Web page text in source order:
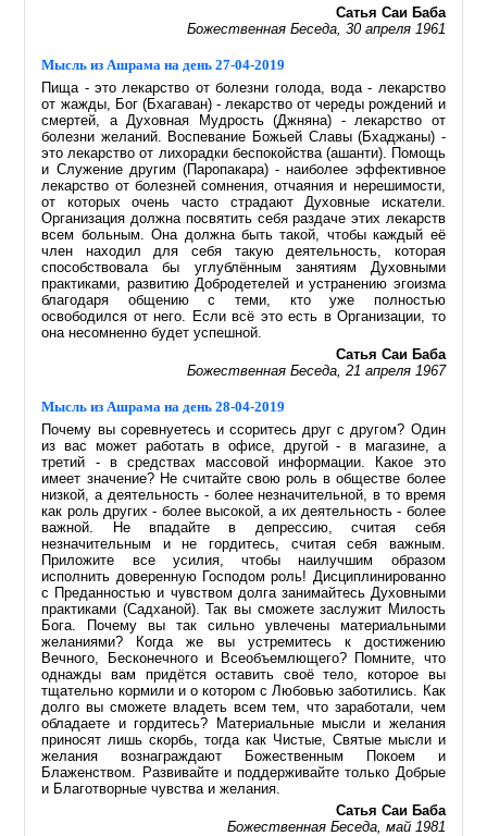
Сатья Саи Баба
Божественная Беседа, 30 апреля 1961
Мысль из Ашрама на день 27-04-2019
Пища - это лекарство от болезни голода, вода - лекарство
от жажды, Бог (Бхагаван) - лекарство от череды рождений и
смертей, а Духовная Мудрость (Джняна) - лекарство от
болезни желаний. Воспевание Божьей Славы (Бхаджаны) -
это лекарство от лихорадки беспокойства (ашанти). Помощь
и Служение другим (Паропакара) - наиболее эффективное
лекарство от болезней сомнения, отчаяния и нерешимости,
от которых очень часто страдают Духовные искатели.
Организация должна посвятить себя раздаче этих лекарств
всем больным. Она должна быть такой, чтобы каждый её
член находил для себя такую деятельность, которая
способствовала бы углублённым занятиям Духовными
практиками, развитию Добродетелей и устранению эгоизма
благодаря общению с теми, кто уже полностью
освободился от него. Если всё это есть в Организации, то
она несомненно будет успешной.
Сатья Саи Баба
Божественная Беседа, 21 апреля 1967
Мысль из Ашрама на день 28-04-2019
Почему вы соревнуетесь и ссоритесь друг с другом? Один
из вас может работать в офисе, другой - в магазине, а
третий - в средствах массовой информации. Какое это
имеет значение? Не считайте свою роль в обществе более
низкой, а деятельность - более незначительной, в то время
как роль других - более высокой, а их деятельность - более
важной. Не впадайте в депрессию, считая себя
незначительным и не гордитесь, считая себя важным.
Приложите все усилия, чтобы наилучшим образом
исполнить доверенную Господом роль! Дисциплинированно
с Преданностью и чувством долга занимайтесь Духовными
практиками (Садханой). Так вы сможете заслужит Милость
Бога. Почему вы так сильно увлечены материальными
желаниями? Когда же вы устремитесь к достижению
Вечного, Бесконечного и Всеобъемлющего? Помните, что
однажды вам придётся оставить своё тело, которое вы
тщательно кормили и о котором с Любовью заботились. Как
долго вы сможете владеть всем тем, что заработали, чем
обладаете и гордитесь? Материальные мысли и желания
приносят лишь скорбь, тогда как Чистые, Святые мысли и
желания вознаграждают Божественным Покоем и
Блаженством. Развивайте и поддерживайте только Добрые
и Благотворные чувства и желания.
Сатья Саи Баба
Божественная Беседа, май 1981